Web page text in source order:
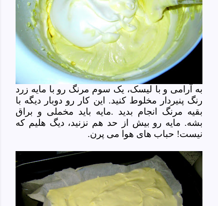
به آرامی و با لیسک، یک سوم مرنگ رو با مایه زرد
رنگ پنیردار مخلوط کنید. این کار رو دوبار دیگه با
بقیه مرنگ انجام بدید .مایه باید مخملی و براق
بشه. مایه رو بیش از حد هم نزنید، دیگ هلیم که
نیست! حباب های هوا می پرن.